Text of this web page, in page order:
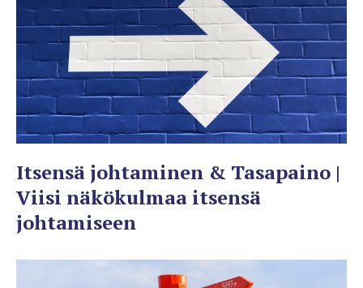
Itsensä johtaminen & Tasapaino |
Viisi näkökulmaa itsensä
johtamiseen